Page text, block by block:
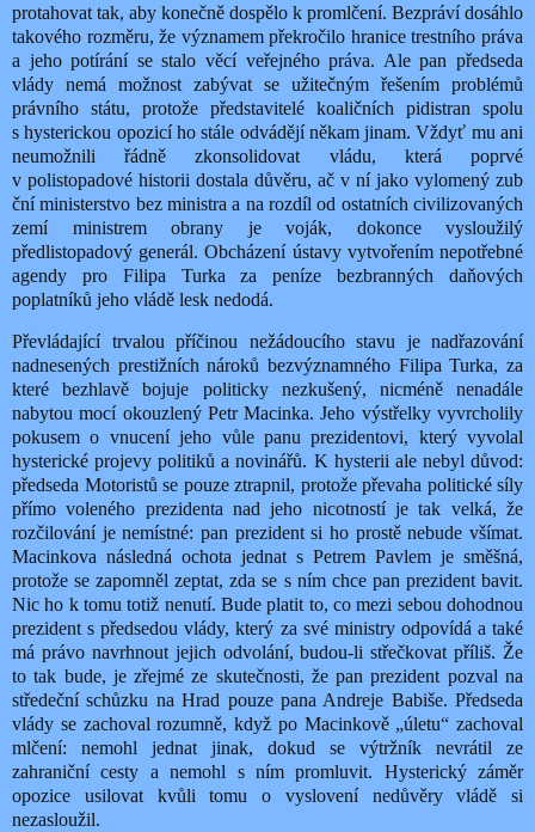
protahovat tak, aby konečně dospělo k promlčení. Bezpráví dosáhlo
takového rozměru, že významem překročilo hranice trestního práva
a jeho potírání se stalo věcí veřejného práva. Ale pan předseda
vlády nemá možnost zabývat se užitečným řešením problémů
právního státu, protože představitelé koaličních pidistran spolu
s hysterickou opozicí ho stále odvádějí někam jinam. Vždyť mu ani
neumožnili řádně zkonsolidovat vládu, která poprvé
v polistopadové historii dostala důvěru, ač v ní jako vylomený zub
ční ministerstvo bez ministra a na rozdíl od ostatních civilizovaných
zemí ministrem obrany je voják, dokonce vysloužilý
předlistopadový generál. Obcházení ústavy vytvořením nepotřebné
agendy pro Filipa Turka za peníze bezbranných daňových
poplatníků jeho vládě lesk nedodá.
Převládající trvalou příčinou nežádoucího stavu je nadřazování
nadnesených prestižních nároků bezvýznamného Filipa Turka, za
které bezhlavě bojuje politicky nezkušený, nicméně nenadále
nabytou mocí okouzlený Petr Macinka. Jeho výstřelky vyvrcholily
pokusem o vnucení jeho vůle panu prezidentovi, který vyvolal
hysterické projevy politiků a novinářů. K hysterii ale nebyl důvod:
předseda Motoristů se pouze ztrapnil, protože převaha politické síly
přímo voleného prezidenta nad jeho nicotností je tak velká, že
rozčilování je nemístné: pan prezident si ho prostě nebude všímat.
Macinkova následná ochota jednat s Petrem Pavlem je směšná,
protože se zapomněl zeptat, zda se s ním chce pan prezident bavit.
Nic ho k tomu totiž nenutí. Bude platit to, co mezi sebou dohodnou
prezident s předsedou vlády, který za své ministry odpovídá a také
má právo navrhnout jejich odvolání, budou-li střečkovat příliš. Že
to tak bude, je zřejmé ze skutečnosti, že pan prezident pozval na
středeční schůzku na Hrad pouze pana Andreje Babiše. Předseda
vlády se zachoval rozumně, když po Macinkově „úletu“ zachoval
mlčení: nemohl jednat jinak, dokud se výtržník nevrátil ze
zahraniční cesty a nemohl s ním promluvit. Hysterický záměr
opozice usilovat kvůli tomu o vyslovení nedůvěry vládě si
nezasloužil.